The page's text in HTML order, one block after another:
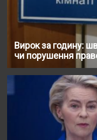
Вирок за годину:
чи порушення